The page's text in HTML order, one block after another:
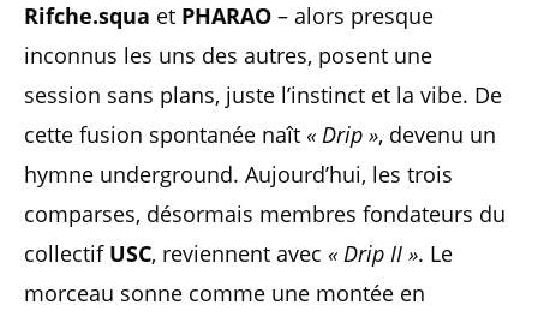
Rifche.squa et PHARAO – alors presque
inconnus les uns des autres, posent une
session sans plans, juste l’instinct et la vibe. De
cette fusion spontanée naît « Drip », devenu un
hymne underground. Aujourd’hui, les trois
comparses, désormais membres fondateurs du
collectif USC, reviennent avec « Drip II ». Le
morceau sonne comme une montée en